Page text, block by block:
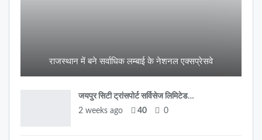
राजस्थान में बने सर्वाधिक लम्बाई के नेशनल एक्सप्रेसवे
जयपुर सिटी ट्रांसपोर्ट सर्विसेज लिमिटेड…
2 weeks ago
40 0